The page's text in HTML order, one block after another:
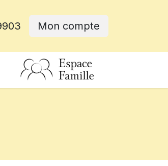
Mon compte